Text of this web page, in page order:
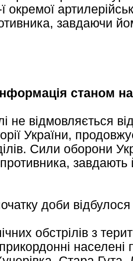
окремої
завдаючи
станом
не відмовляється
України,
Сили оборони
завдають
доби
обстрілів з
населені